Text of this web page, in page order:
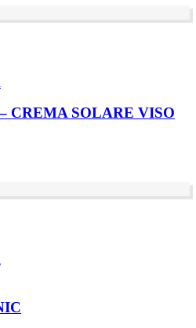
CREMA SOLARE VISO